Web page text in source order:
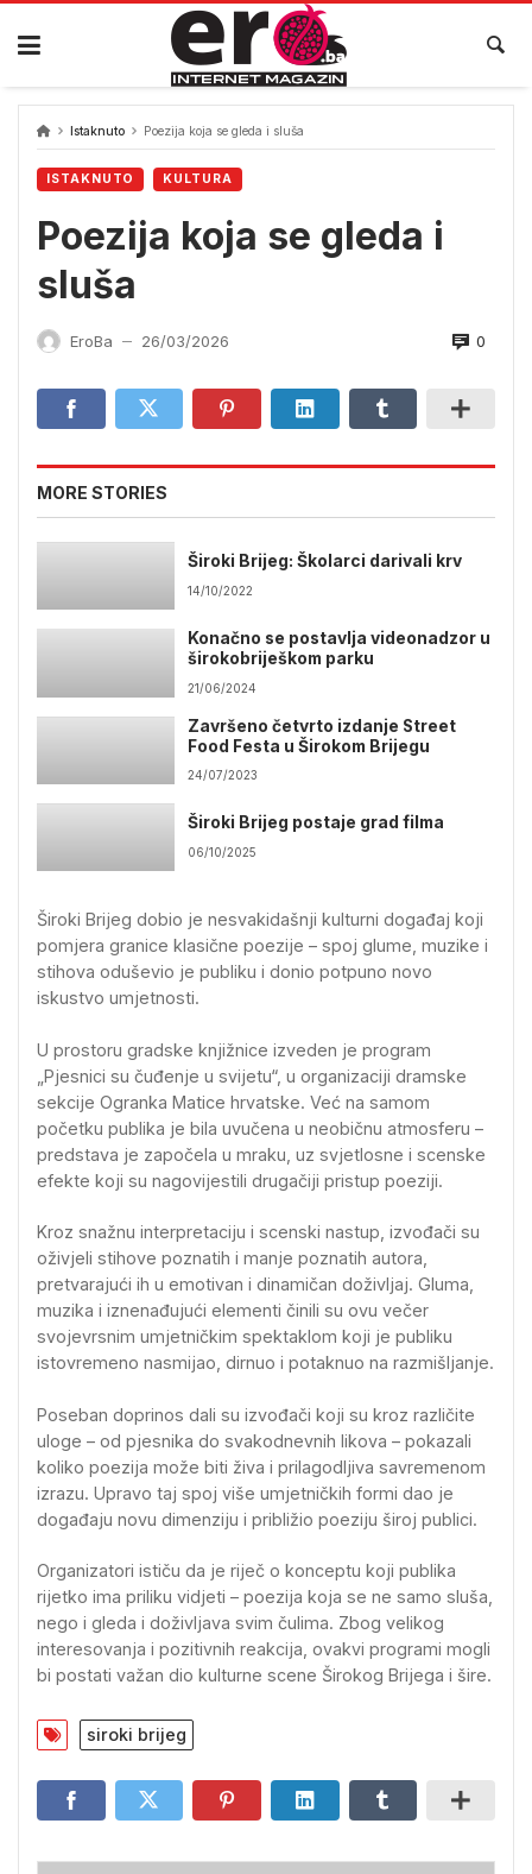
Skip
content
Istaknuto Poezija koja se gleda i sluša
ISTAKNUTO KULTURA
Poezija koja se gleda i
sluša
EroBa — 26/03/2026 0
MORE STORIES
Široki Brijeg: Školarci darivali krv
14/10/2022
Konačno se postavlja videonadzor u
širokobriješkom parku
21/06/2024
Završeno četvrto izdanje Street
Food Festa u Širokom Brijegu
24/07/2023
Široki Brijeg postaje grad filma
06/10/2025
Široki Brijeg dobio je nesvakidašnji kulturni događaj koji
pomjera granice klasične poezije – spoj glume, muzike i
stihova oduševio je publiku i donio potpuno novo
iskustvo umjetnosti.
U prostoru gradske knjižnice izveden je program
„Pjesnici su čuđenje u svijetu“, u organizaciji dramske
sekcije Ogranka Matice hrvatske. Već na samom
početku publika je bila uvučena u neobičnu atmosferu –
predstava je započela u mraku, uz svjetlosne i scenske
efekte koji su nagovijestili drugačiji pristup poeziji.
Kroz snažnu interpretaciju i scenski nastup, izvođači su
oživjeli stihove poznatih i manje poznatih autora,
pretvarajući ih u emotivan i dinamičan doživljaj. Gluma,
muzika i iznenađujući elementi činili su ovu večer
svojevrsnim umjetničkim spektaklom koji je publiku
istovremeno nasmijao, dirnuo i potaknuo na razmišljanje.
Poseban doprinos dali su izvođači koji su kroz različite
uloge – od pjesnika do svakodnevnih likova – pokazali
koliko poezija može biti živa i prilagodljiva savremenom
izrazu. Upravo taj spoj više umjetničkih formi dao je
događaju novu dimenziju i približio poeziju široj publici.
Organizatori ističu da je riječ o konceptu koji publika
rijetko ima priliku vidjeti – poezija koja se ne samo sluša,
nego i gleda i doživljava svim čulima. Zbog velikog
interesovanja i pozitivnih reakcija, ovakvi programi mogli
bi postati važan dio kulturne scene Širokog Brijega i šire.
siroki brijeg